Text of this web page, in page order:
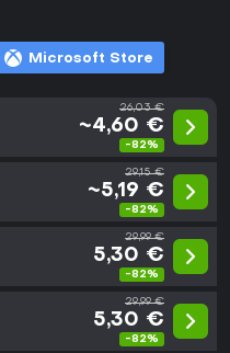
Microsoft Store
26,03 €
~4,60 €
-82%
29,15 €
~5,19 €
-82%
29,99 €
5,30 €
-82%
29,99 €
5,30 €
-82%